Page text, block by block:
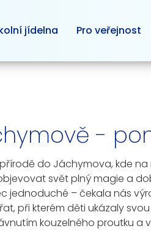
jídelna Pro veřejnost
-
do Jáchymova, kde
svět plný magie a
jednoduché – čekala nás
při kterém děti ukázaly
kouzelného proutku a